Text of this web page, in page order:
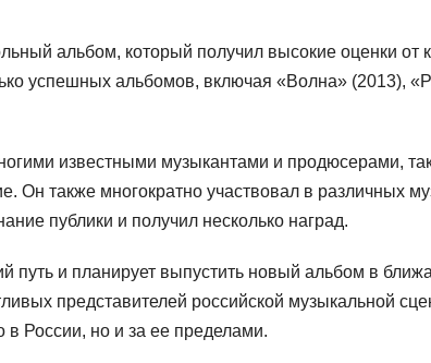
альбом, который получил высокие оценки от
успешных альбомов, включая «Волна» (2013),
известными музыкантами и продюсерами,
Он также многократно участвовал в различных
публики и получил несколько наград.
путь и планирует выпустить новый альбом в
представителей российской музыкальной
в России, но и за ее пределами.